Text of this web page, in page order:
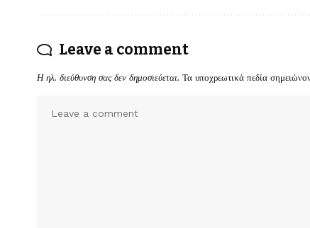
Leave a comment
Η ηλ. διεύθυνση σας δεν δημοσιεύεται. Τα υποχρεωτικά πεδία